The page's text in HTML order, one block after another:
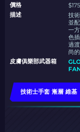
價格
描述
技
並
一
色
過
尚的
皮膚俱樂部武器箱
技術士手套 漸層 維基